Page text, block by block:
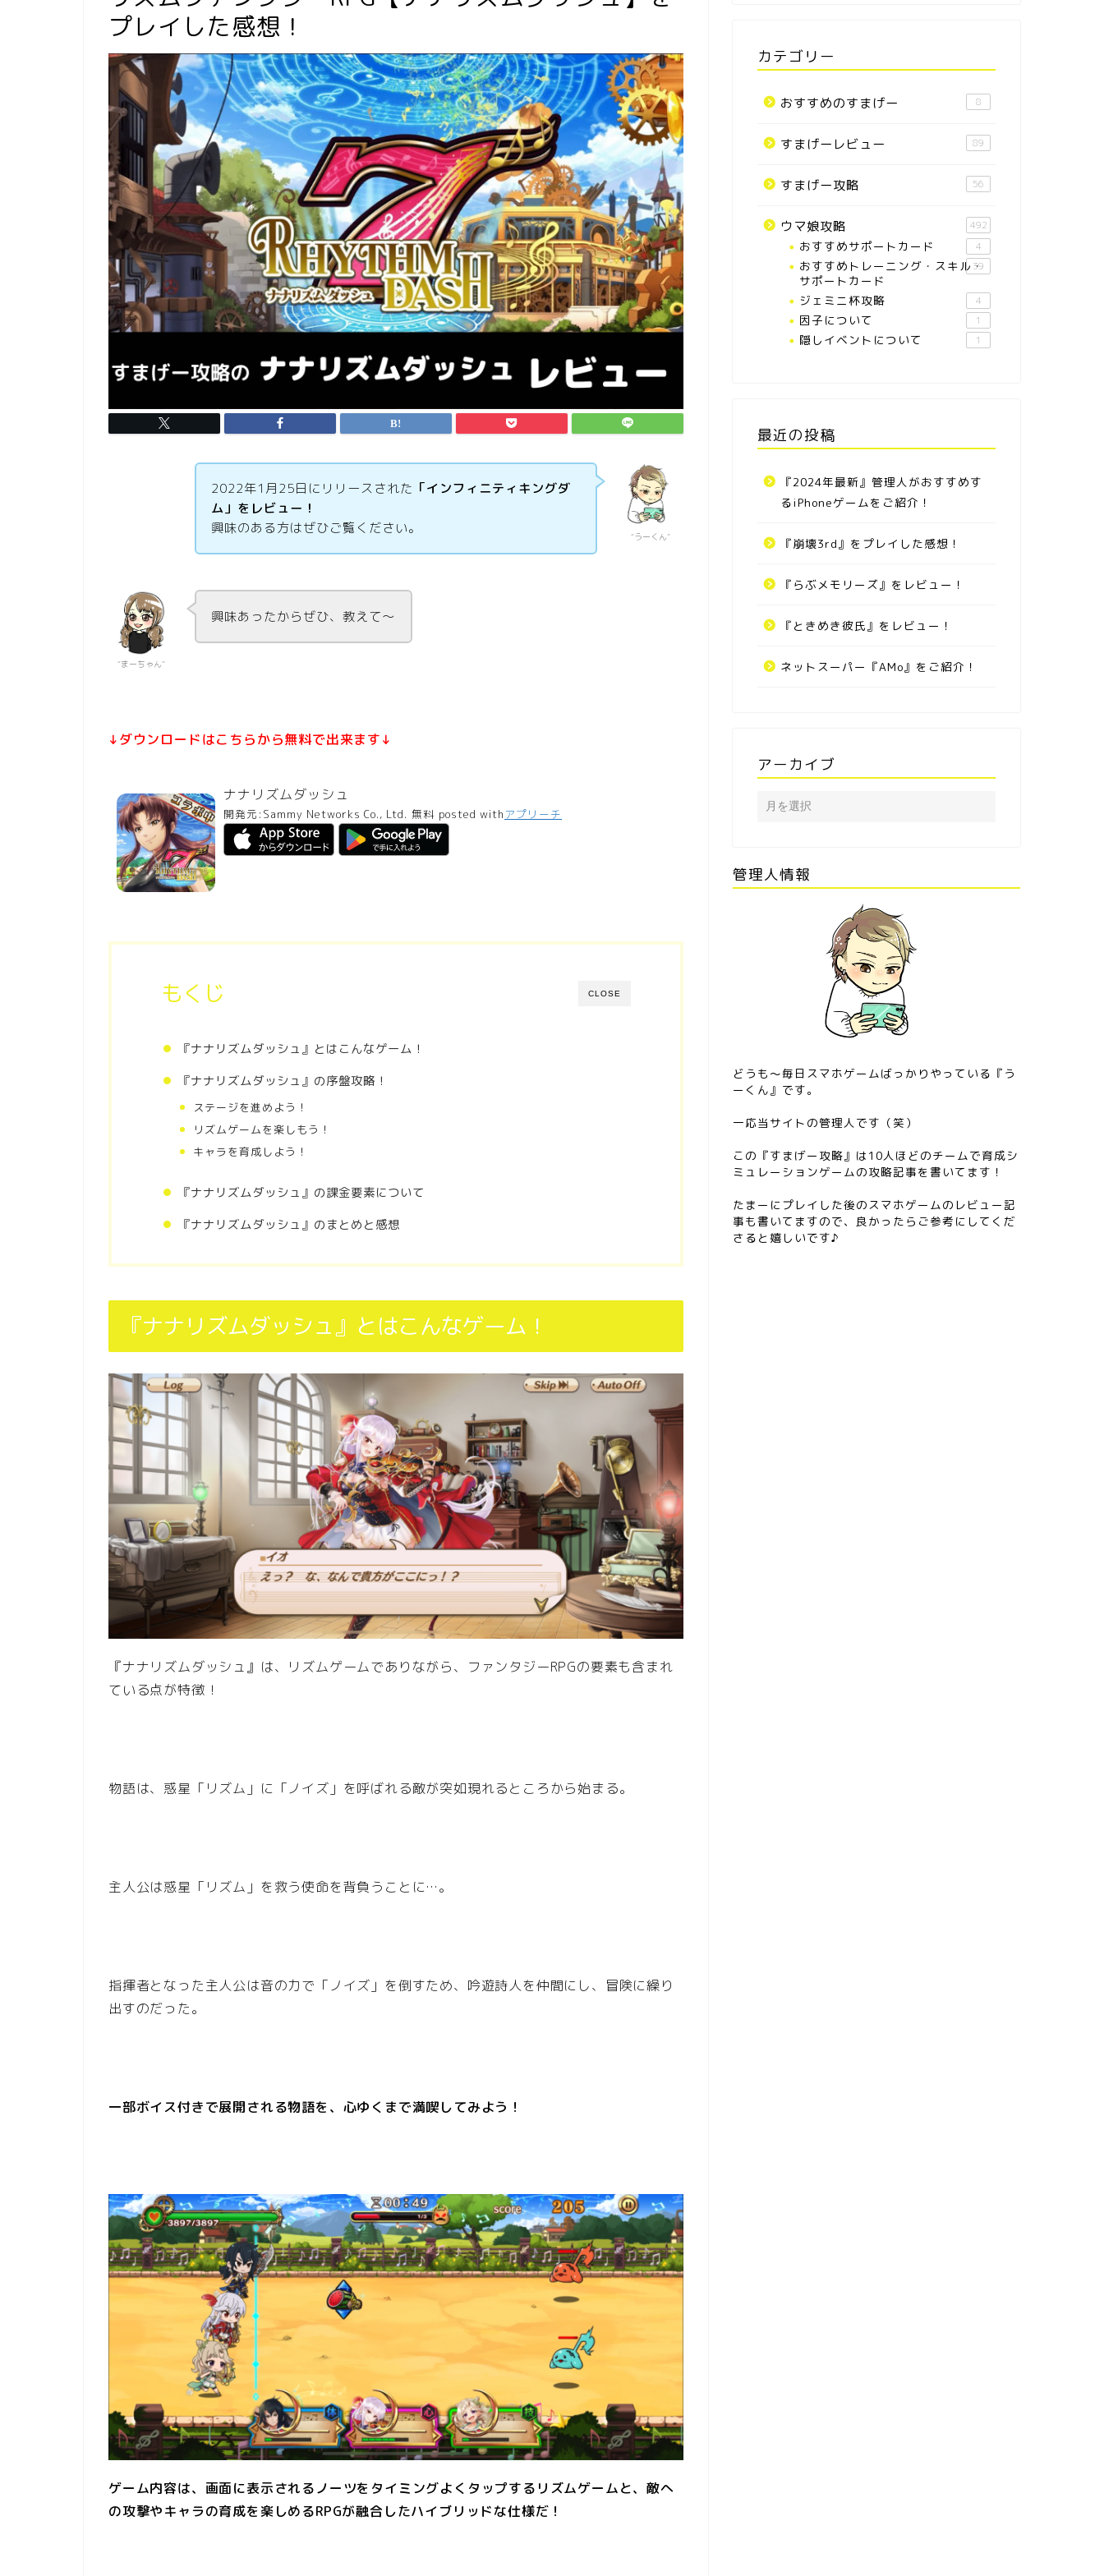
プレイした感想！
“うーくん”
2022年1 月25日 にリリースされた 「インフィニティキングダ
ム」をレビュー！
興味のある方はぜひご覧ください。
“まーちゃん”
興味あったからぜひ、教えて〜
↓ダウンロードはこちらから無料で出来ます↓
ナナリズムダッシュ
開発元: Sammy Networks Co., Ltd. 無料 posted with アプリーチ
CLOSE
もくじ
『ナナリズムダッシュ』とはこんなゲーム！
『ナナリズムダッシュ』の序盤攻略！
ステージを進めよう！
リズムゲームを楽しもう！
キャラを育成しよう！
『ナナリズムダッシュ』の課金要素について
『ナナリズムダッシュ』のまとめと感想
『ナナリズムダッシュ』とはこんなゲーム！
『ナナリズムダッシュ』は、リズムゲームでありながら、ファンタジーRPGの要素も含まれ
ている点が特徴！
物語は、惑星「リズム」に「ノイズ」を呼ばれる敵が突如現れるところから始まる。
主人公は惑星「リズム」を救う使命を背負うことに…。
指揮者となった主人公は音の力で「ノイズ」を倒すため、吟遊詩人を仲間にし、冒険に繰り
出すのだった。
一部ボイス付きで展開される物語を、心ゆくまで満喫してみよう！
ゲーム内容は、画面に表示されるノーツをタイミングよくタップするリズムゲームと、敵へ
の攻撃やキャラの育成を楽しめるRPGが融合したハイブリッドな仕様だ！
カテゴリー
おすすめのすまげー 8
すまげーレビュー 89
すまげー攻略 56
ウマ娘攻略 492
おすすめサポートカード 4
おすすめトレーニング・スキル・
サポートカード
39
ジェミニ杯攻略 4
因子について 1
隠しイベントについて 1
最近の投稿
『2024年最新』管理人がおすすめす
るiPhoneゲームをご紹介！
『崩壊3rd』をプレイした感想！
『らぶメモリーズ』をレビュー！
『ときめき彼氏』をレビュー！
ネットスーパー『AMo』をご紹介！
アーカイブ
管理人情報
どうも〜毎日スマホゲームばっかりやっている『う
ーくん』です。
一応当サイトの管理人です（笑）
この『すまげー攻略』は10人ほどのチームで育成シ
ミュレーションゲームの攻略記事を書いてます！
たまーにプレイした後のスマホゲームのレビュー記
事も書いてますので、良かったらご参考にしてくだ
さると嬉しいです♪